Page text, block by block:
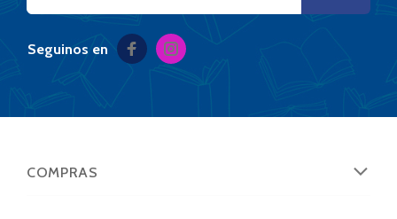
Seguinos en
COMPRAS